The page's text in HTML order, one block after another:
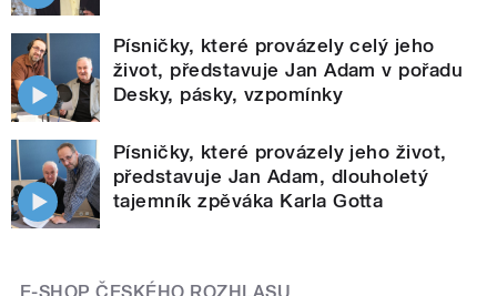
Písničky, které provázely celý jeho
život, představuje Jan Adam v pořadu
Desky, pásky, vzpomínky
Písničky, které provázely jeho život,
představuje Jan Adam, dlouholetý
tajemník zpěváka Karla Gotta
E-SHOP ČESKÉHO ROZHLASU